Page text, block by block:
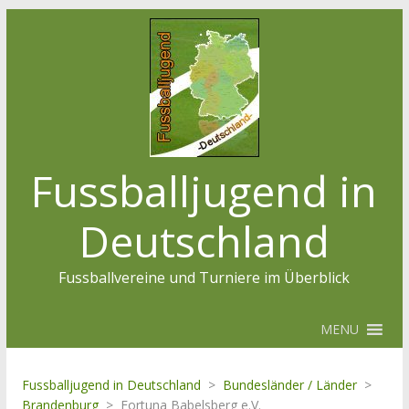
Fussballjugend in
Deutschland
Fussballvereine und Turniere im Überblick
MENU
Fussballjugend in Deutschland > Bundesländer / Länder >
Brandenburg > Fortuna Babelsberg e.V.